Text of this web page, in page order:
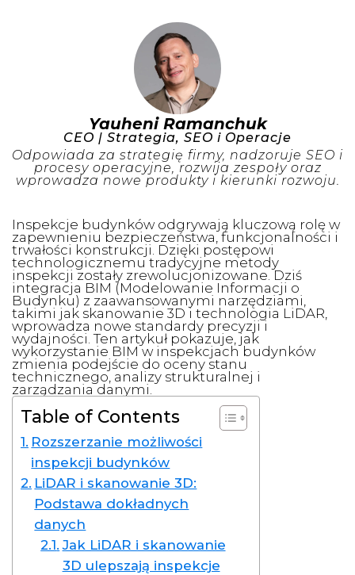
Yauheni Ramanchuk
CEO | Strategia, SEO i Operacje
Odpowiada za strategię firmy, nadzoruje SEO i
procesy operacyjne, rozwija zespoły oraz
wprowadza nowe produkty i kierunki rozwoju.
Inspekcje budynków odgrywają kluczową rolę w
zapewnieniu bezpieczeństwa, funkcjonalności i
trwałości konstrukcji. Dzięki postępowi
technologicznemu tradycyjne metody
inspekcji zostały zrewolucjonizowane. Dziś
integracja BIM (Modelowanie Informacji o
Budynku) z zaawansowanymi narzędziami,
takimi jak skanowanie 3D i technologia LiDAR,
wprowadza nowe standardy precyzji i
wydajności. Ten artykuł pokazuje, jak
wykorzystanie BIM w inspekcjach budynków
zmienia podejście do oceny stanu
technicznego, analizy strukturalnej i
zarządzania danymi.
Table of Contents
Rozszerzanie możliwości
inspekcji budynków
LiDAR i skanowanie 3D:
Podstawa dokładnych
danych
Jak LiDAR i skanowanie
3D ulepszają inspekcje